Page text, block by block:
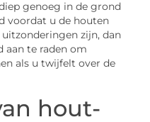
genoeg in de grond
voordat u de houten
zijn, dan
aan te raden om
als u twijfelt over de
hout-